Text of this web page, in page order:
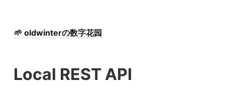
🌱 oldwinterの数字花园
Local REST API